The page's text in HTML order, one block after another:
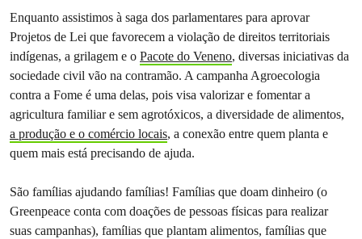
Enquanto assistimos à saga dos parlamentares para aprovar
Projetos de Lei que favorecem a violação de direitos territoriais
indígenas, a grilagem e o Pacote do Veneno, diversas iniciativas da
sociedade civil vão na contramão. A campanha Agroecologia
contra a Fome é uma delas, pois visa valorizar e fomentar a
agricultura familiar e sem agrotóxicos, a diversidade de alimentos,
a produção e o comércio locais, a conexão entre quem planta e
quem mais está precisando de ajuda.
São famílias ajudando famílias! Famílias que doam dinheiro (o
Greenpeace conta com doações de pessoas físicas para realizar
suas campanhas), famílias que plantam alimentos, famílias que